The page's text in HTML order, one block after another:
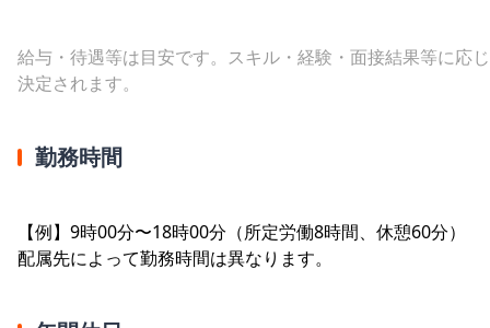
給与・待遇等は目安です。スキル・経験・面接結果等に応
決定されます。
勤務時間
【例】9時00分〜18時00分（所定労働8時間、休憩60分）
配属先によって勤務時間は異なります。